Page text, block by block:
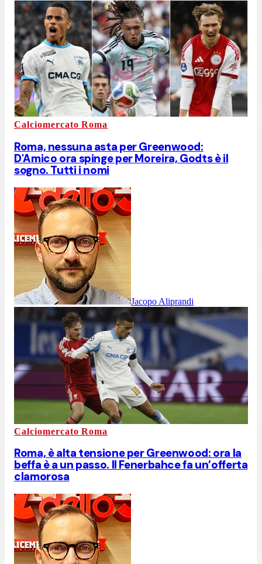
Calciomercato Roma
Roma, nessuna asta per Greenwood:
D'Amico ora spinge per Moreira, Godts è il
sogno. Tutti i nomi
Jacopo Aliprandi
Calciomercato Roma
Roma, è alta tensione per Greenwood: ora la
beffa è a un passo. Il Fenerbahce fa un’offerta
clamorosa